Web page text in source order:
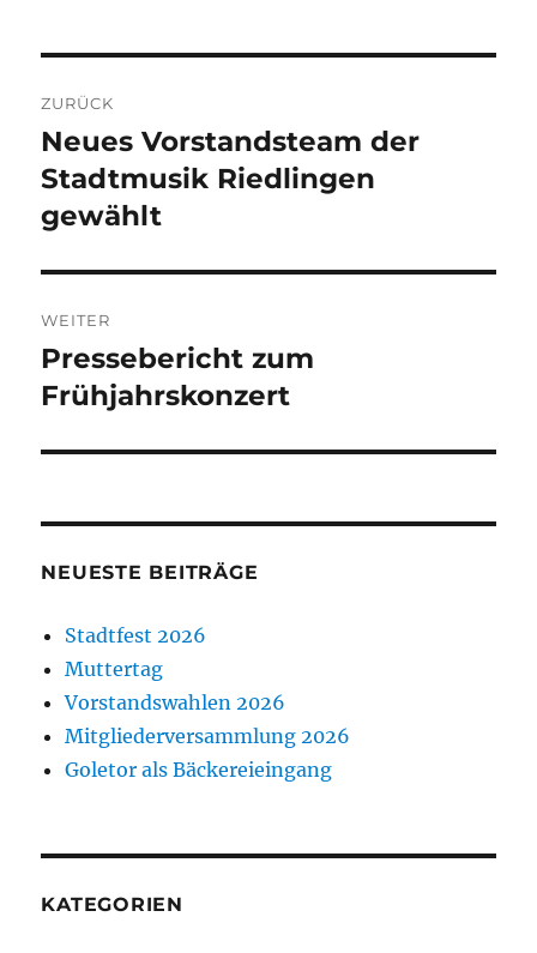
ZURÜCK
Vorheriger
Beitrag:
Neues Vorstandsteam der
Stadtmusik Riedlingen
gewählt
WEITER
Nächster
Beitrag:
Pressebericht zum
Frühjahrskonzert
NEUESTE BEITRÄGE
Stadtfest 2026
Muttertag
Vorstandswahlen 2026
Mitgliederversammlung 2026
Goletor als Bäckereieingang
KATEGORIEN